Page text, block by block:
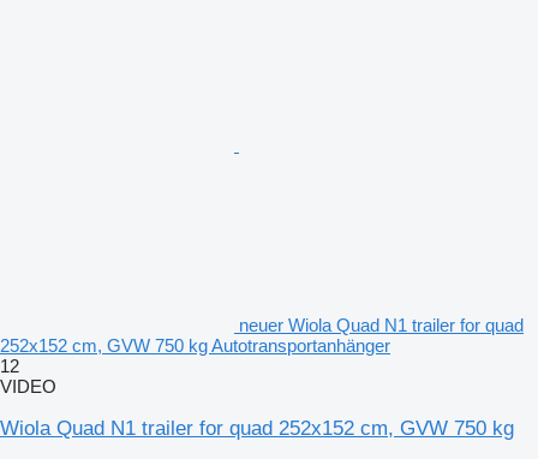
neuer Wiola Quad N1 trailer for quad
252x152 cm, GVW 750 kg Autotransportanhänger
12
VIDEO
Wiola Quad N1 trailer for quad 252x152 cm, GVW 750 kg